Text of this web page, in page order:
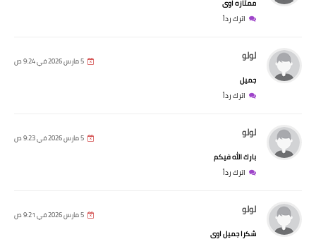
ممتازه اوى
اترك رداً
لولو 5 مارس 2026 في 9:24 ص
جميل
اترك رداً
لولو 5 مارس 2026 في 9:23 ص
بارك الله فيكم
اترك رداً
لولو 5 مارس 2026 في 9:21 ص
شكرا جميل اوى